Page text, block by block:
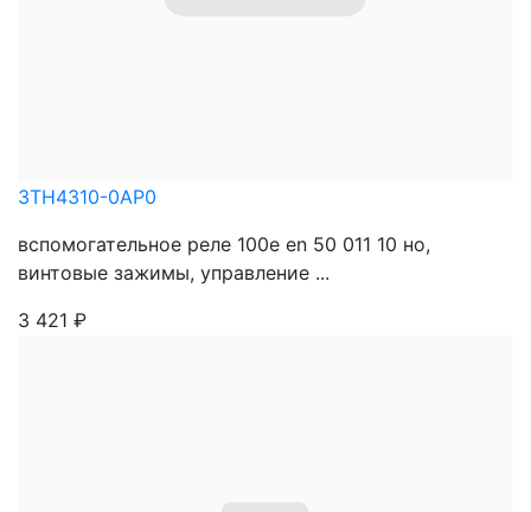
3TH4310-0AP0
вспомогательное реле 100e en 50 011 10 нo,
винтовые зажимы, управление ...
3 421 ₽